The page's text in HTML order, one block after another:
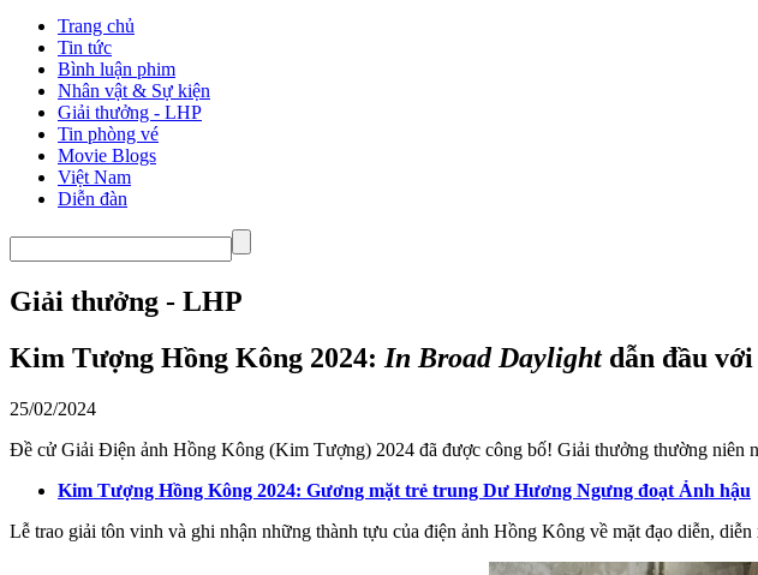
Trang chủ
Tin tức
Bình luận phim
Nhân vật & Sự kiện
Giải thưởng - LHP
Tin phòng vé
Movie Blogs
Việt Nam
Diễn đàn
Giải thưởng - LHP
Kim Tượng Hồng Kông 2024: In Broad Daylightdẫn đầu với
25/02/2024
Đề cử Giải Điện ảnh Hồng Kông (Kim Tượng) 2024 đã được công bố! Giải thưởng thường niên
Kim Tượng Hồng Kông 2024: Gương mặt trẻ trung Dư Hương Ngưng đoạt Ảnh hậu
Lễ trao giải tôn vinh và ghi nhận những thành tựu của điện ảnh Hồng Kông về mặt đạo diễn,